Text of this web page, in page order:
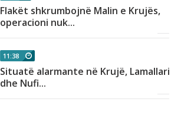
Flakët shkrumbojnë Malin e Krujës,
operacioni nuk...
11:38
Situatë alarmante në Krujë, Lamallari
dhe Nufi...